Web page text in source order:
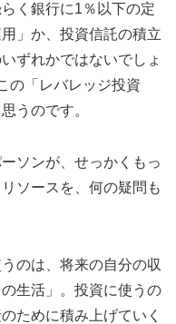
く銀行に1％以下の定
」か、投資信託の積立
ずれかではないでしょ
の「レバレッジ投資
うのです。
ソンが、せっかくもっ
ソースを、何の疑問も
のは、将来の自分の収
生活」。投資に使うの
ために積み上げていく